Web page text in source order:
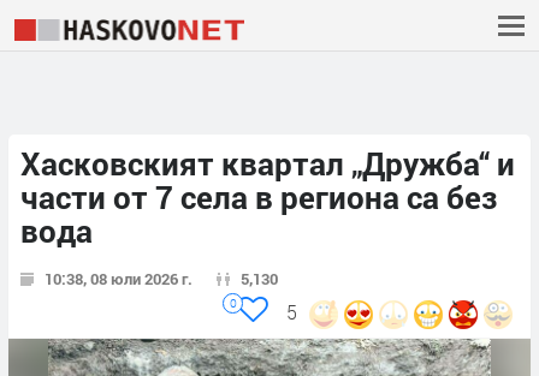
Хасковският квартал „Дружба“ и
части от 7 села в региона са без
вода
10:38, 08 юли 2026 г. 5,130
5
0